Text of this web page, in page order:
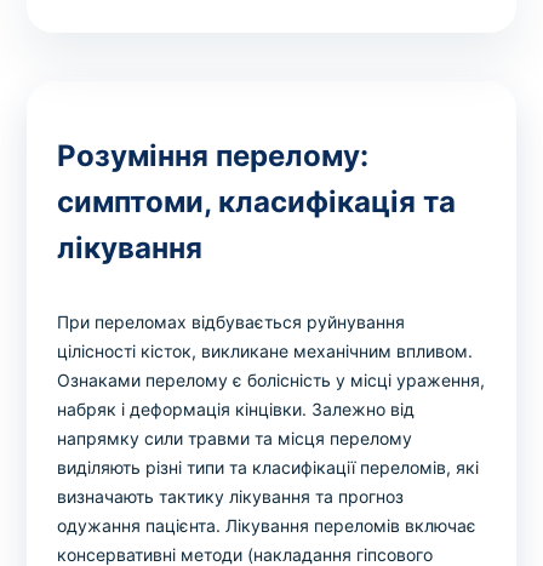
Розуміння перелому:
симптоми, класифікація та
лікування
При переломах відбувається руйнування
цілісності кісток, викликане механічним впливом.
Ознаками перелому є болісність у місці ураження,
набряк і деформація кінцівки. Залежно від
напрямку сили травми та місця перелому
виділяють різні типи та класифікації переломів, які
визначають тактику лікування та прогноз
одужання пацієнта. Лікування переломів включає
консервативні методи (накладання гіпсового